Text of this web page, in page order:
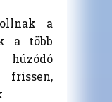
a
a több